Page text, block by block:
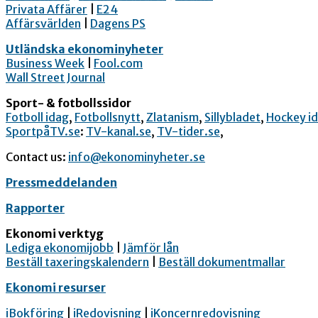
Privata Affärer
E24
Affärsvärlden
Dagens PS
Utländska ekonominyheter
Business Week
Fool.com
Wall Street Journal
Sport- & fotbollssidor
Fotboll idag, Fotbollsnytt, Zlatanism, Sillybladet, Hockey
SportpåTV.se: TV-kanal.se, TV-tider.se,
Contact us: info@ekonominyheter.se
Pressmeddelanden
Rapporter
Ekonomi verktyg
Lediga ekonomijobb
Jämför lån
Beställ taxeringskalendern
Beställ dokumentmallar
Ekonomi resurser
iBokföring
iRedovisning iKoncernredovisning